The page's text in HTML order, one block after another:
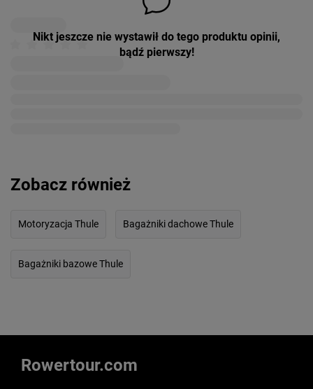
Nikt jeszcze nie wystawił do tego produktu opinii,
bądź pierwszy!
Zobacz również
Motoryzacja Thule Bagażniki dachowe Thule
Bagażniki bazowe Thule
Rowertour.com